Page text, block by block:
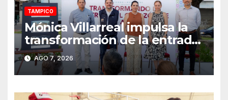
TAMPICO
Mónica Villarreal impulsa la
transformación de la entrada
al Centro Histórico de
Tampico
AGO 7, 2026